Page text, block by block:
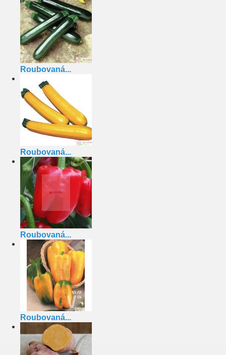
Roubovaná...
Roubovaná...
Roubovaná...
Roubovaná...